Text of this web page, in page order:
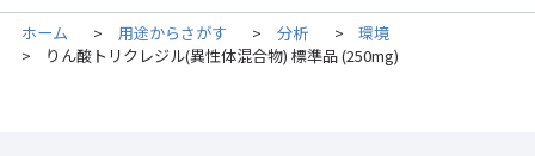
ホーム > 用途からさがす > 分析 > 環境
> りん酸トリクレジル(異性体混合物) 標準品 (250mg)